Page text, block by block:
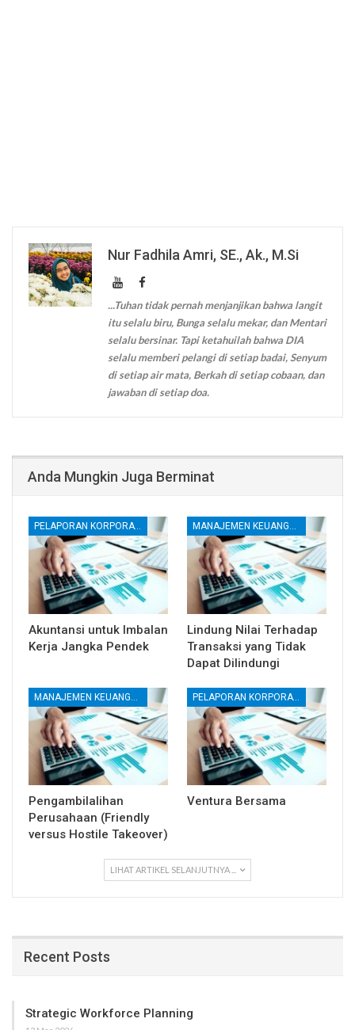
Nur Fadhila Amri, SE., Ak., M.Si
...Tuhan tidak pernah menjanjikan bahwa langit
itu selalu biru, Bunga selalu mekar, dan Mentari
selalu bersinar. Tapi ketahuilah bahwa DIA
selalu memberi pelangi di setiap badai, Senyum
di setiap air mata, Berkah di setiap cobaan, dan
jawaban di setiap doa.
Anda Mungkin Juga Berminat
PELAPORAN KORPORATE
Akuntansi untuk Imbalan
Kerja Jangka Pendek
MANAJEMEN KEUANGAN
Lindung Nilai Terhadap
Transaksi yang Tidak
Dapat Dilindungi
MANAJEMEN KEUANGAN
Pengambilalihan
Perusahaan (Friendly
versus Hostile Takeover)
PELAPORAN KORPORATE
Ventura Bersama
LIHAT ARTIKEL SELANJUTNYA ...
Recent Posts
Strategic Workforce Planning